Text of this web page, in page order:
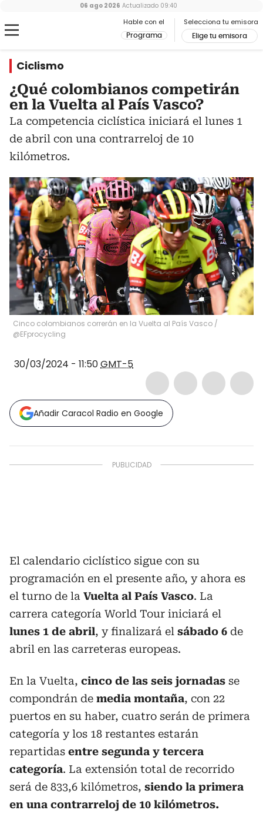
Hable con el
Programa
Selecciona tu emisora
Elige tu emisora
06 ago 2026 Actualizado 09:40
Ciclismo
¿Qué colombianos competirán
en la Vuelta al País Vasco?
La competencia ciclística iniciará el lunes 1
de abril con una contrarreloj de 10
kilómetros.
Cinco colombianos correrán en la Vuelta al País Vasco /
@EFprocycling
30/03/2024 - 11:50GMT-5
Añadir Caracol Radio en Google
El calendario ciclístico sigue con su
programación en el presente año, y ahora es
el turno de la Vuelta al País Vasco. La
carrera categoría World Tour iniciará el
lunes 1 de abril, y finalizará el sábado 6 de
abril en las carreteras europeas.
En la Vuelta, cinco de las seis jornadas se
compondrán de media montaña, con 22
puertos en su haber, cuatro serán de primera
categoría y los 18 restantes estarán
repartidas entre segunda y tercera
categoría. La extensión total de recorrido
será de 833,6 kilómetros, siendo la primera
en una contrarreloj de 10 kilómetros.